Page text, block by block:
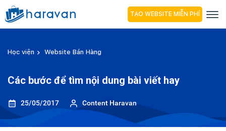
TẠO WEBSITE MIỄN PHÍ
Học viện Website Bán Hàng
Các bước để tìm nội dung bài viết hay
25/05/2017 Content Haravan